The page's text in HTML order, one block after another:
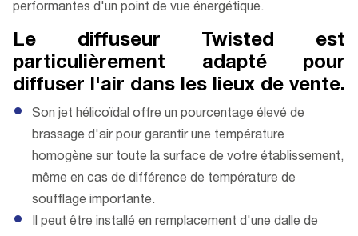
performantes d'un point de vue énergétique.
Le diffuseur Twisted est
particulièrement adapté pour
diffuser l'air dans les lieux de vente.
Son jet hélicoïdal offre un pourcentage élevé de
brassage d'air pour garantir une température
homogène sur toute la surface de votre établissement,
même en cas de différence de température de
soufflage importante.
Il peut être installé en remplacement d'une dalle de